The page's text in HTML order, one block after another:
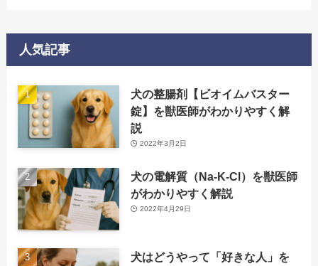
人気記事
犬の整腸剤【ビオイムバスター
錠】を獣医師がわかりやすく解
説
2022年3月2日
犬の電解質（Na-K-Cl）を獣医師
がわかりやすく解説
2022年4月29日
犬はどうやって「好きな人」を